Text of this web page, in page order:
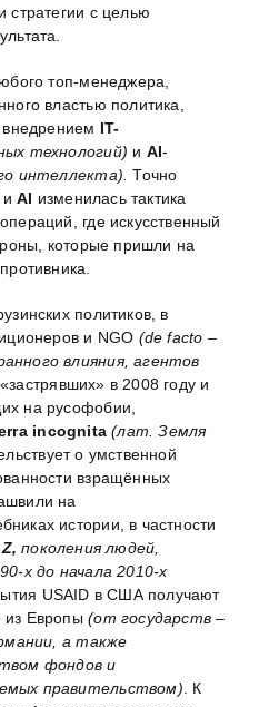
стратегии с целью
топ-менеджера,
властью политика,
внедрением IT-
технологий) и AI-
интеллекта). Точно
иAI изменилась тактика
где искусственный
которые пришли на
политиков, в
и NGO (de facto –
влияния, агентов
«застрявших» в 2008 году и
на русофобии,
incognita (лат. Земля
о умственной
взращённых
на
истории, в частности
Z,поколения людей,
х до начала 2010-х
USAID в США получают
из Европы(от государств –
а также
фондов и
правительством) . К